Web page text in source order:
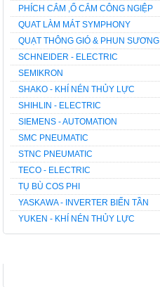
PHÍCH CẮM ,Ổ CẮM CÔNG NGIỆP
QUAT LÀM MÁT SYMPHONY
QUẠT THÔNG GIÓ & PHUN SƯƠNG
SCHNEIDER - ELECTRIC
SEMIKRON
SHAKO - KHÍ NÉN THỦY LỰC
SHIHLIN - ELECTRIC
SIEMENS - AUTOMATION
SMC PNEUMATIC
STNC PNEUMATIC
TECO - ELECTRIC
TỤ BÙ COS PHI
YASKAWA - INVERTER BIẾN TẦN
YUKEN - KHÍ NÉN THỦY LỰC